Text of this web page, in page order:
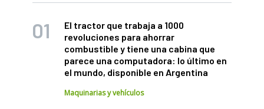
El tractor que trabaja a 1000
revoluciones para ahorrar
combustible y tiene una cabina que
parece una computadora: lo último en
el mundo, disponible en Argentina
Maquinarias y vehículos